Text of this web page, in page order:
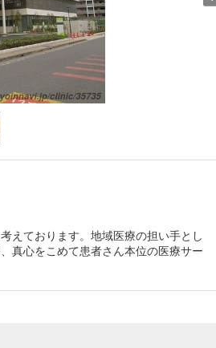
えております。地域医療の担い手とし
真心をこめて患者さん本位の医療サー